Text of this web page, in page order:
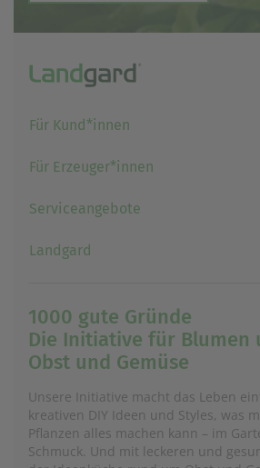
Für Kund*innen
Für Erzeuger*innen
Serviceangebote
Landgard
1000 gute Gründe
Die Initiative für Blumen
Obst und Gemüse
Unsere Initiative macht das Leben
kreativen DIY Ideen und Styles, was
Pflanzen alles machen kann – im
Schmuck. Und mit leckeren und